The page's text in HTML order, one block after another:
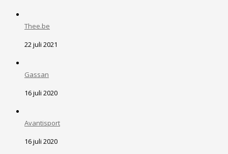
Thee.be
22 juli 2021
Gassan
16 juli 2020
Avantisport
16 juli 2020